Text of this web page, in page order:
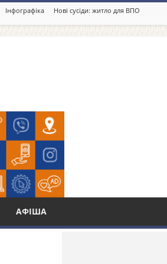
Інфографіка Нові сусіди: житло для ВПО
АФІША